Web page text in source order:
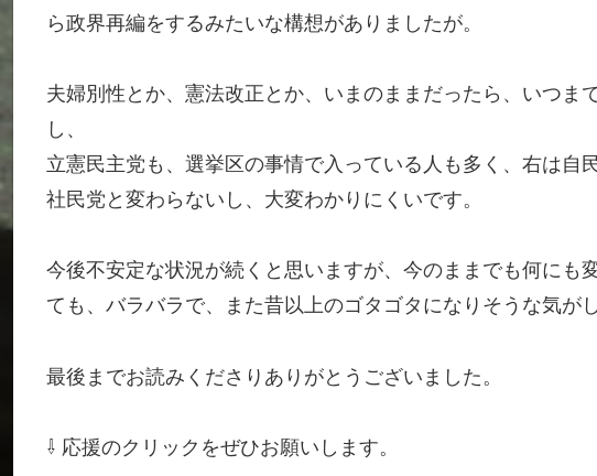
ら政界再編をするみたいな構想がありましたが。
夫婦別性とか、憲法改正とか、いまのままだったら、いつま
し、
立憲民主党も、選挙区の事情で入っている人も多く、右は自
社民党と変わらないし、大変わかりにくいです。
今後不安定な状況が続くと思いますが、今のままでも何にも
ても、バラバラで、また昔以上のゴタゴタになりそうな気が
最後までお読みくださりありがとうございました。
⇩ 応援のクリックをぜひお願いします。